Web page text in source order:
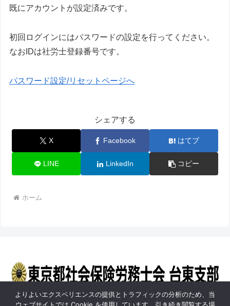
既にアカウントが設定済みです。
初回ログインにはパスワードの設定を行ってください。
なおIDは社労士登録番号です。
パスワード設定/リセットページへ
シェアする
X Facebook はてブ
LINE LinkedIn コピー
ホーム
総合TOP 会員ページTOP
よりよいエクスペリエンスの提供とトラフィックの分析のため、当